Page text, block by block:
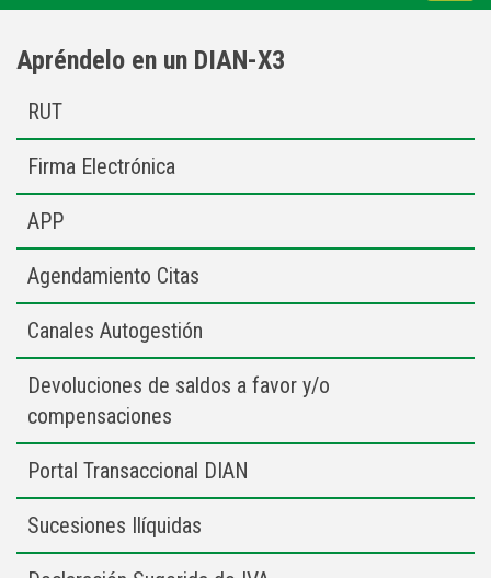
Apréndelo en un DIAN-X3
RUT
Firma Electrónica
APP
Agendamiento Citas
Canales Autogestión
Devoluciones de saldos a favor y/o
compensaciones
Portal Transaccional DIAN
Sucesiones Ilíquidas